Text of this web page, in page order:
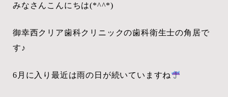
みなさんこんにちは(*^^*)
御幸西クリア歯科クリニックの歯科衛生士の角居で
す♪
6月に入り最近は雨の日が続いていますね